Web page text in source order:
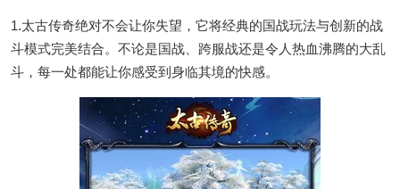
1.太古传奇绝对不会让你失望，它将经典的国战玩法与创新的战
斗模式完美结合。不论是国战、跨服战还是令人热血沸腾的大乱
斗，每一处都能让你感受到身临其境的快感。